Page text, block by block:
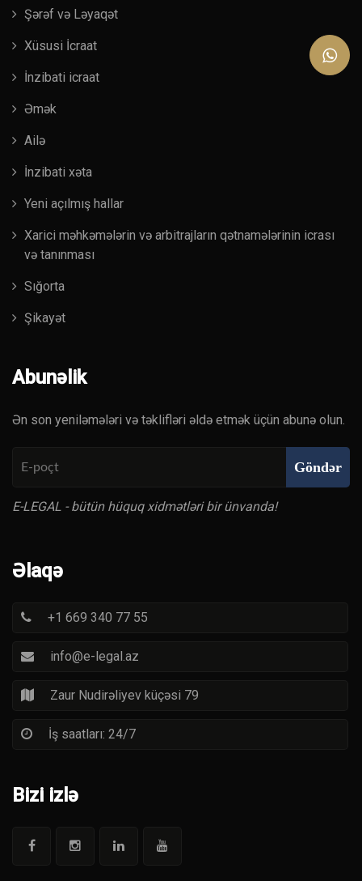
Şərəf və Ləyaqət
Xüsusi İcraat
İnzibati icraat
Əmək
Ailə
İnzibati xəta
Yeni açılmış hallar
Xarici məhkəmələrin və arbitrajların qətnamələrinin icrası
və tanınması
Sığorta
Şikayət
Abunəlik
Ən son yeniləmələri və təklifləri əldə etmək üçün abunə olun.
Göndər
E-LEGAL - bütün hüquq xidmətləri bir ünvanda!
Əlaqə
+1 669 340 77 55
info@e-legal.az
Zaur Nudirəliyev küçəsi 79
İş saatları: 24/7
Bizi izlə